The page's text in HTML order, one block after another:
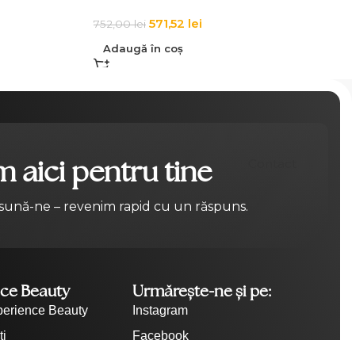
752,00lei 571,52 lei
Adaugă în coș
aici pentru tine
ne – revenim rapid cu un răspuns.
Beauty
Beauty
Urmărește-ne și pe:
Instagram
Facebook